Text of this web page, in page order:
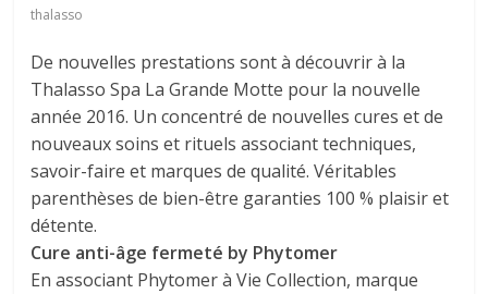
thalasso
De nouvelles prestations sont à découvrir à la
Thalasso Spa La Grande Motte pour la nouvelle
année 2016. Un concentré de nouvelles cures et de
nouveaux soins et rituels associant techniques,
savoir-faire et marques de qualité. Véritables
parenthèses de bien-être garanties 100 % plaisir et
détente.
Cure anti-âge fermeté by Phytomer
En associant Phytomer à Vie Collection, marque